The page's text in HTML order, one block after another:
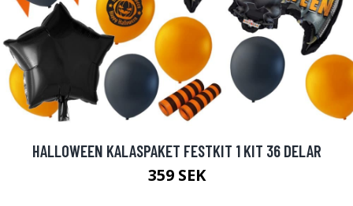
HALLOWEEN KALASPAKET FESTKIT 1 KIT 36 DELAR
359 SEK